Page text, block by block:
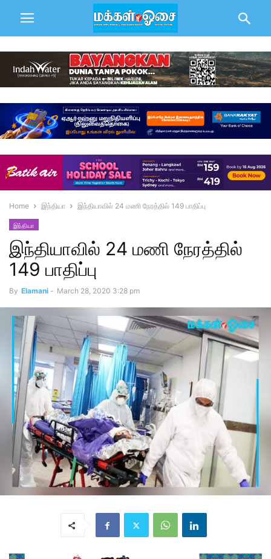
Home இந்தியா இந்தியாவில் 24 மணி நேரத்தில் 149 பாதிப்பு
இந்தியா
இந்தியாவில் 24 மணி நேரத்தில்
149 பாதிப்பு
By Elamani - March 28, 2020 3:28 pm